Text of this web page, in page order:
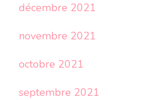
décembre 2021
novembre 2021
octobre 2021
septembre 2021